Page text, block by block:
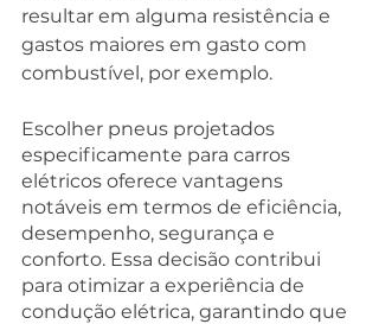
resultar em alguma resistência e
gastos maiores em gasto com
combustível, por exemplo.
Escolher pneus projetados
especificamente para carros
elétricos oferece vantagens
notáveis ​​em termos de eficiência,
desempenho, segurança e
conforto. Essa decisão contribui
para otimizar a experiência de
condução elétrica, garantindo que